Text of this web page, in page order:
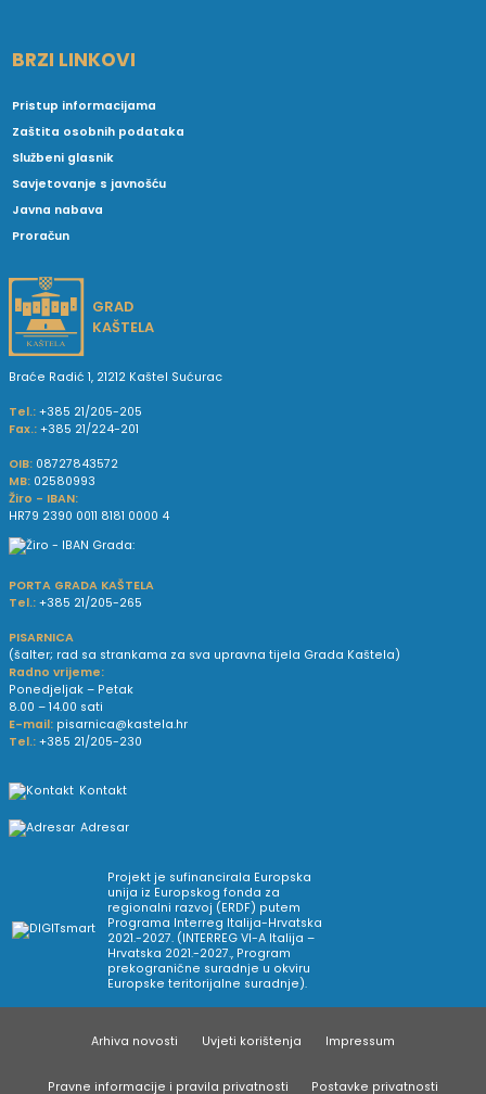
BRZI LINKOVI
Pristup informacijama
Zaštita osobnih podataka
Službeni glasnik
Savjetovanje s javnošću
Javna nabava
Proračun
GRAD
KAŠTELA
Braće Radić 1, 21212 Kaštel Sućurac
Tel.: +385 21/205-205
Fax.: +385 21/224-201
OIB: 08727843572
MB: 02580993
Žiro - IBAN:
HR79 2390 0011 8181 0000 4
PORTA GRADA KAŠTELA
Tel.: +385 21/205-265
PISARNICA
(šalter; rad sa strankama za sva upravna tijela Grada Kaštela)
Radno vrijeme:
Ponedjeljak – Petak
8.00 – 14.00 sati
E-mail: pisarnica@kastela.hr
Tel.: +385 21/205-230
Kontakt
Adresar
Projekt je sufinancirala Europska
unija iz Europskog fonda za
regionalni razvoj (ERDF) putem
Programa Interreg Italija-Hrvatska
2021.-2027. (INTERREG VI-A Italija –
Hrvatska 2021.-2027., Program
prekogranične suradnje u okviru
Europske teritorijalne suradnje).
Arhiva novosti Uvjeti korištenja Impressum
Pravne informacije i pravila privatnosti Postavke privatnosti